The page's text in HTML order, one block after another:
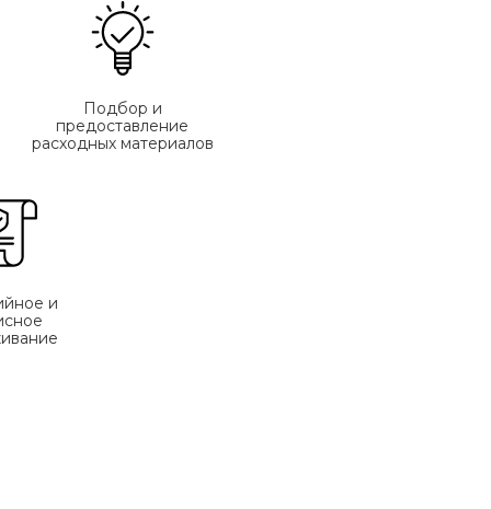
Подбор и
предоставление
расходных материалов
и